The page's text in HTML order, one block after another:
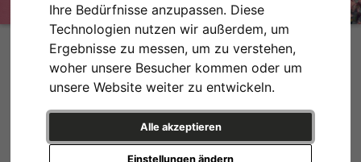
Ihre Bedürfnisse anzupassen. Diese
Technologien nutzen wir außerdem, um
Ergebnisse zu messen, um zu verstehen,
woher unsere Besucher kommen oder um
unsere Website weiter zu entwickeln.
Alle akzeptieren
Einstellungen ändern
A Room with a View Variante 1 | 13x18 cm | Premium-Papier